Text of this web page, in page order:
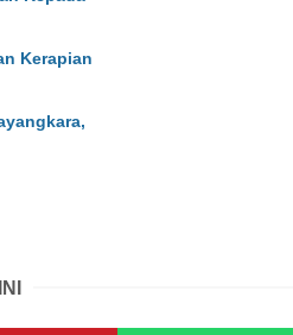
Kerapian